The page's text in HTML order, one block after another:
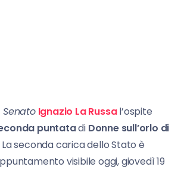
Ignazio LaRussal’ospite
puntatadi Donne sull’orlo di
La seconda carica dello Stato è
visibile oggi, giovedì 19